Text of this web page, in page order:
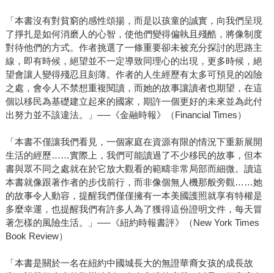
「本書沒有對貧窮的感性頌揚，而是以孩童的誠實，向我們呈現
了掙扎是如何消磨人的心智，使他們變得偏執且殘酷，將像制度
對待他們的方式。作者挑選了一條重要卻未被充分探討的思路主
線，即有時候，絕望並不一定導致同理心的出現，更多時候，絕
望會讓人變得殘忍且刻薄。作者的人生經歷有太多可預見的凶險
之處，會令人不禁想重複閱讀，而她的故事讓讀者也期望，在這
個以移民為基礎建立起來的國家，期許一個更好的未來並為此付
出努力並不該違法。」──《金融時報》（Financial Times）
「本書不僅讓我們看見，一個家庭在資源有限的情況下重新展開
生活的經歷……實際上，我們可能讀過了不少移民的故事，但本
書與眾不同之處就在於它放大觀看的範疇非常局部而細微。讀這
本書就像跟著作者的步伐前行，而非像個無人機那般旁觀……她
的故事令人動容，提醒我們僅僅擁有一本美國護照就享有特權是
多麼幸運，也提醒我們有許多人為了獲得這份證明文件，每天冒
著怎樣的風險生活。」──《紐約時報書評》（New York Times
Book Review）
「本書是關於一名在紐約中國城長大的無證華裔女孩的成長故